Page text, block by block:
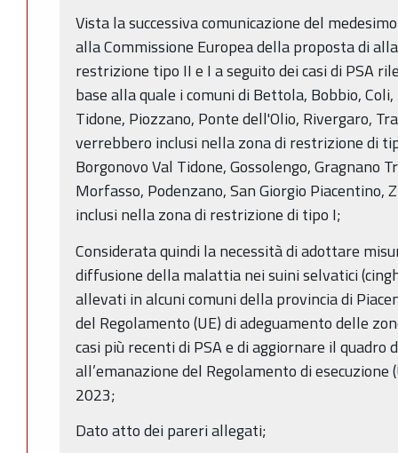
Vista la successiva comunicazione del
alla Commissione Europea della proposta di
restrizione tipo II e I a seguito dei casi di PSA
base alla quale i comuni di Bettola, Bobbio,
Tidone, Piozzano, Ponte dell'Olio, Rivergaro,
verrebbero inclusi nella zona di restrizione di
Borgonovo Val Tidone, Gossolengo, Gragnano
Morfasso, Podenzano, San Giorgio Piacentino,
inclusi nella zona di restrizione di tipo I;
Considerata quindi la necessità di adottare
diffusione della malattia nei suini selvatici
allevati in alcuni comuni della provincia di
del Regolamento (UE) di adeguamento delle
casi più recenti di PSA e di aggiornare il quadro
all’emanazione del Regolamento di
2023;
Dato atto dei pareri allegati;